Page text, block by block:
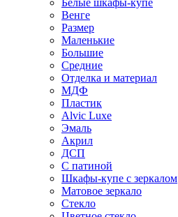
Белые шкафы-купе
Венге
Размер
Маленькие
Большие
Средние
Отделка и материал
МДФ
Пластик
Alvic Luxe
Эмаль
Акрил
ДСП
С патиной
Шкафы-купе с зеркалом
Матовое зеркало
Стекло